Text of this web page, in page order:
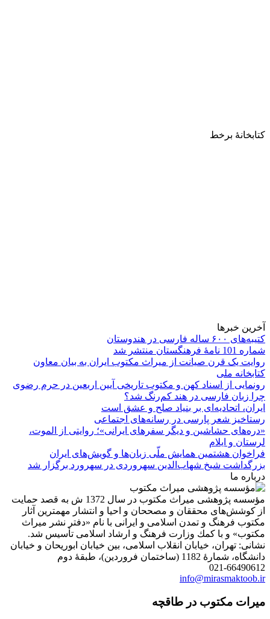
کتابخانۀ برخط
آخرین خبرها
کتیبه‌های ۶۰۰ ساله فارسی در هندوستان
شماره 101 نامۀ فرهنگستان منتشر شد
روایت یک قرن صیانت از میراث مکتوب ایران به بیان معاون
کتابخانه ملی
رونمایی از اسناد کهن و مکتوب تاریخی آیین اربعین در حرم رضوی
چرا زبان فارسی در هند کم‌رنگ شد؟
ایران، اتحادیه‌ای بر بنیاد صلح و عشق است
رستاخیز شعر پارسی در رسانه‌های اجتماعی
«دره‌های حشاشین و دیگر سفرهای ایرانی»؛ روایتی از الموت،
لرستان و ایلام
فراخوان هشتمین همایش ملّی زبان‌ها و گویش‌های ایران
بزرگداشت شیخ شهاب‌الدین سهروردی در سهرورد برگزار شد
درباره ما
مؤسسه پژوهشی میراث مكتوب در سال 1372 ش به قصد حمایت
از كوشش‌های محققان و مصححان و احیا و انتشار مهمترین آثار
مكتوب فرهنگ و تمدن اسلامی و ایرانی با نام «دفتر نشر میراث
مكتوب» و با كمك وزارت فرهنگ و ارشاد اسلامی تأسیس شد.
نشانی: تهران، خیابان انقلاب اسلامی، بین خیابان ابوریحان و خیابان
دانشگاه، شمارۀ 1182 (ساختمان فروردین)، طبقۀ دوم
021-66490612
info@mirasmaktoob.ir
میرات مکتوب در طاقچه